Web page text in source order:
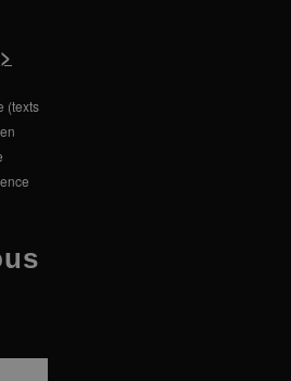
(texts